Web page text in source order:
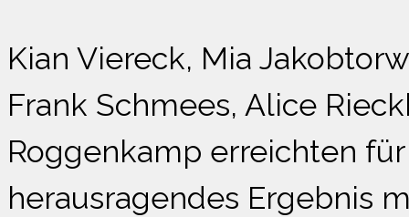
Kian Viereck, Mia
Frank Schmees, Alice
Roggenkamp erreichten
herausragendes Ergebnis